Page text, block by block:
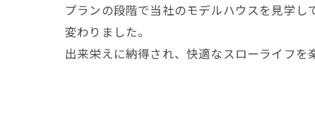
プランの段階で当社のモデルハウスを見学
変わりました。
出来栄えに納得され、快適なスローライフを